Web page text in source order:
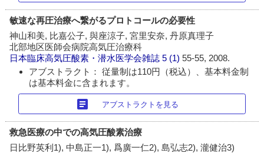
敏速な再圧治療へ繋がるプロトコールの必要性
神山和美, 比嘉公子, 與座涼子, 宮里安奈, 丹原真理子
北部地区医師会病院高気圧治療科
日本臨床高気圧酸素・潜水医学会雑誌 5 (1)55-55, 2008.
アブストラクト： 従量制は110円（税込）、基本料金制
は基本料金に含まれます。
article アブストラクトを見る
救急医療の中での高気圧酸素治療
日比野英利1), 中島正一1), 爲廣一仁2), 島弘志2), 瀧健治3)